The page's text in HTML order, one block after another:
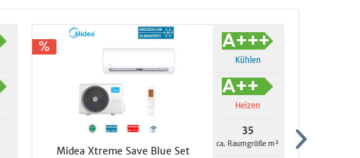
Midea Xtreme Save Blue Set
Kühlen
Heizen
35
ca. Raumgröße m²